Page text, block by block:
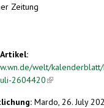
Zeitung
welt/
2604420(link is external)
Mardo, 26. July